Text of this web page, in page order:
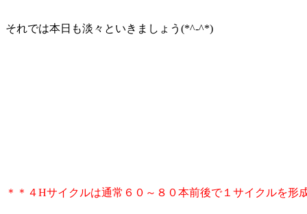
それでは本日も淡々といきましょう(*^-^*)
＊＊４Hサイクルは通常６０～８０本前後で１サイクルを形